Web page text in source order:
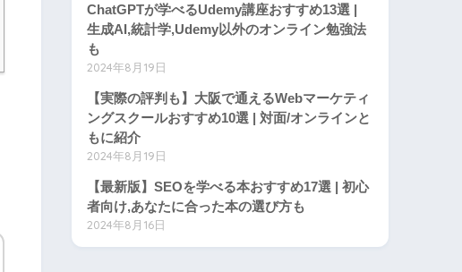
ChatGPTが学べるUdemy講座おすすめ13選 |
生成AI,統計学,Udemy以外のオンライン勉強法
も
2024年8月19日
【実際の評判も】大阪で通えるWebマーケティ
ングスクールおすすめ10選 | 対面/オンラインと
もに紹介
2024年8月19日
【最新版】SEOを学べる本おすすめ17選 | 初心
者向け,あなたに合った本の選び方も
2024年8月16日